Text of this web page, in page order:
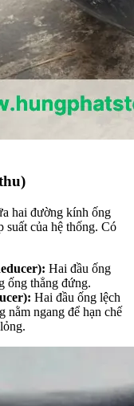
hai đường kính ống
suất của hệ thống. Có
Hai đầu ống
ống thẳng đứng.
Hai đầu ống lệch
nằm ngang để hạn chế